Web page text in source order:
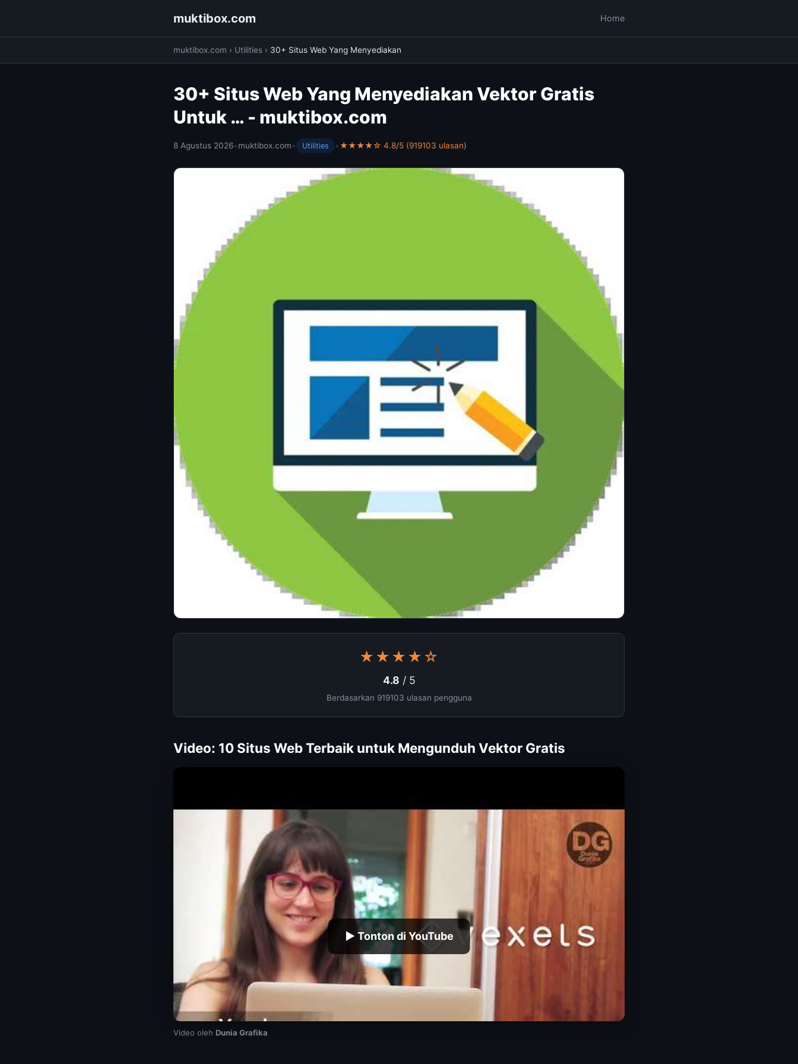
muktibox.com Home
muktibox.com › Utilities › 30+ Situs Web Yang Menyediakan
30+ Situs Web Yang Menyediakan Vektor Gratis
Untuk … - muktibox.com
8 Agustus 2026•muktibox.com• Utilities •★★★★☆ 4.8/5 (919103 ulasan)
★★★★☆
4.8 / 5
Berdasarkan 919103 ulasan pengguna
Video: 10 Situs Web Terbaik untuk Mengunduh Vektor Gratis
▶ Tonton di YouTube
Video oleh Dunia Grafika